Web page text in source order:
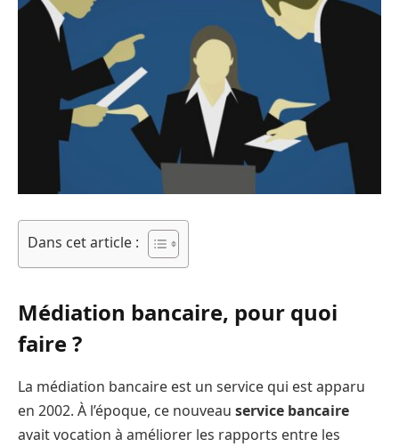
Dans cet article :
Médiation bancaire, pour quoi
faire ?
La médiation bancaire est un service qui est apparu
en 2002. À l’époque, ce nouveau service bancaire
avait vocation à améliorer les rapports entre les